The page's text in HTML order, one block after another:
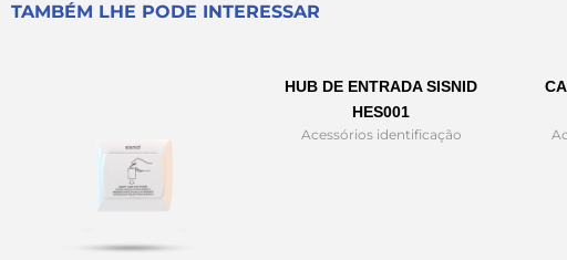
TAMBÉM LHE PODE INTERESSAR
HUB DE ENTRADA SISNID
HES001
Acessórios identificação